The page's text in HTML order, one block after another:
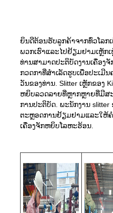
ຍິນດີຕ້ອນຮັບລູກຄ້າຈາກທົ່ວໂລກ
ພວກເຮົາແລະໄປຢ້ຽມຢາມເຫຼັກເ
ທ່ານສາມາດປະຕິບັດງານເຄື່ອງ
ກວດກາທີ່ສໍາເລັດຮູບເພື່ອປະເມີ
ວັນຂອງທ່ານ. Slitter ເຫຼັກຂອງ
ຫຍິບລວດລາຍທີ່ຫຼາກຫຼາຍທີ່ມີສ
ການປະຕິບັດ. ພະນັກງານ
ຕະຫຼອດການຢ້ຽມຢາມແລະໃຫ້
ເຄື່ອງຈັກຫຍິບໂລຫະຮ້ອນ.